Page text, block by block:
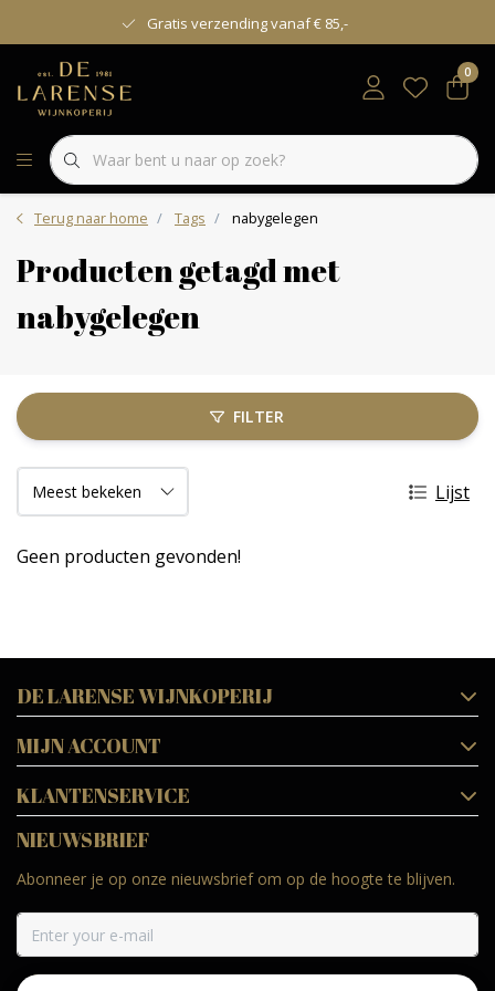
Gratis verzending vanaf € 85,-
0
Terug naar home Tags nabygelegen
Producten getagd met
nabygelegen
FILTER
Lijst
Geen producten gevonden!
DE LARENSE WIJNKOPERIJ
MIJN ACCOUNT
KLANTENSERVICE
NIEUWSBRIEF
Abonneer je op onze nieuwsbrief om op de hoogte te blijven.